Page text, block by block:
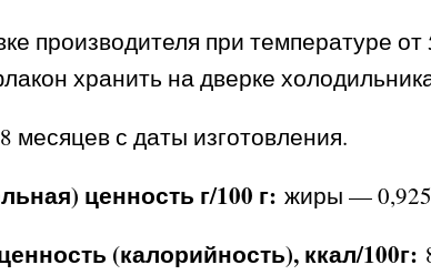
производителя при температуре
хранить на дверке
месяцев с даты изготовления.
ценность г/100 г: жиры —
(калорийность), ккал/100г: